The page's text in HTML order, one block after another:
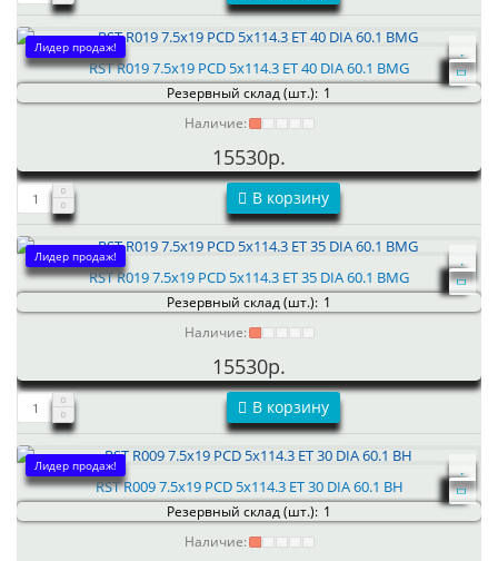
Лидер продаж!
RST R019 7.5x19 PCD 5x114.3 ET 40 DIA 60.1 BMG
Резервный склад (шт.): 1
Наличие:
15530р.
В корзину
Лидер продаж!
RST R019 7.5x19 PCD 5x114.3 ET 35 DIA 60.1 BMG
Резервный склад (шт.): 1
Наличие:
15530р.
В корзину
Лидер продаж!
RST R009 7.5x19 PCD 5x114.3 ET 30 DIA 60.1 BH
Резервный склад (шт.): 1
Наличие: